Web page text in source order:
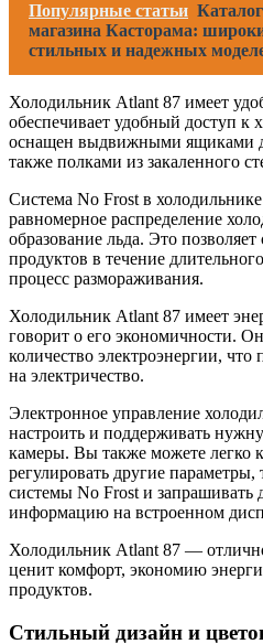
Популярные статьи
магазина Касторама:
стильных и надежных
Холодильник Atlant 87 имеет
обеспечивает удобный доступ
оснащен выдвижными ящиками
также полками из закаленного
Система No Frost в
равномерное распределение
образование льда. Это позволяет
продуктов в течение
процесс размораживания.
Холодильник Atlant 87 имеет
говорит о его экономичности.
количество электроэнергии, что
на электричество.
Электронное управление
настроить и поддерживать
камеры. Вы также можете легко
регулировать другие
системы No Frost и запрашивать
информацию на встроенном
Холодильник Atlant 87 —
ценит комфорт, экономию
продуктов.
Стильный дизайн и